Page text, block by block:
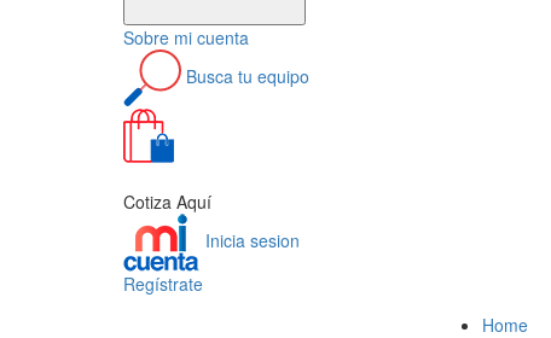
Sobre mi cuenta
Busca tu equipo
Cotiza Aquí
Inicia sesion
Regístrate
Home